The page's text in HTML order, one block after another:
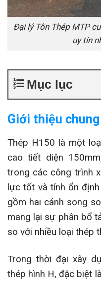
Đại lý Tôn Thép MTP
uy tín
Mục lục
Giới thiệu
Thép H150 là một
cao tiết diện
trong các công trình
lực tốt và tính ổn
gồm hai cánh song
mang lại sự phân bổ
so với nhiều loại thép
Trong thời đại xây
thép hình H, đặc biệt